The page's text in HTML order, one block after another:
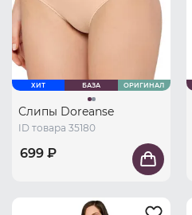
ХИТ БАЗА ОРИГИНАЛ
Слипы Doreanse
ID товара 35180
699 ₽